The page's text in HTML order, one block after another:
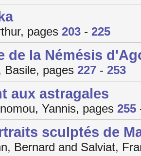
pages 203 - 225
de la Némésis
Basile, pages 227 - 253
aux astragales
Yannis, pages 255
sculptés de
Bernard and Salviat,